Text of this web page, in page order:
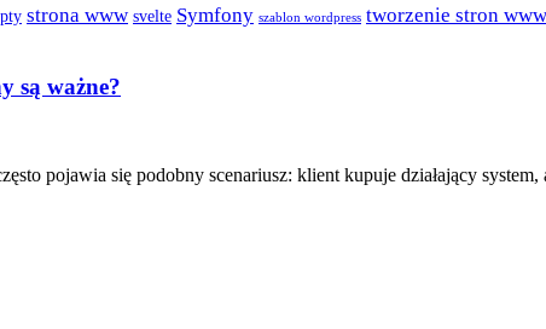
strona www svelte Symfony szablon wordpress tworzenie stron www
są ważne?
pojawia się podobny scenariusz: klient kupuje działający